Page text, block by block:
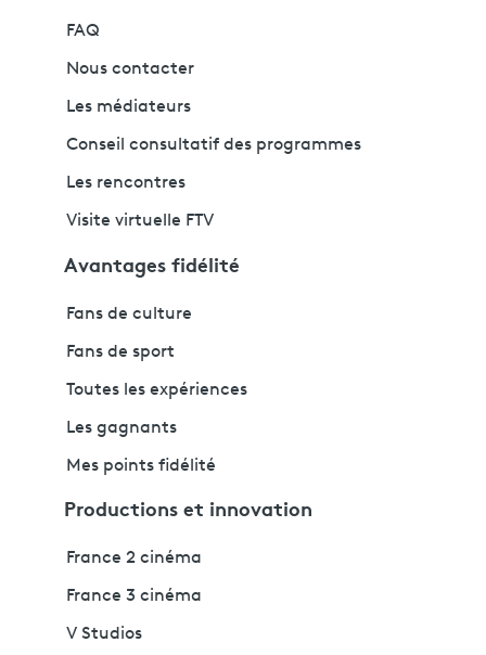
FAQ
Nous contacter
Les médiateurs
Conseil consultatif des programmes
Les rencontres
Visite virtuelle FTV
Avantages fidélité
Fans de culture
Fans de sport
Toutes les expériences
Les gagnants
Mes points fidélité
Productions et innovation
France 2 cinéma
France 3 cinéma
V Studios